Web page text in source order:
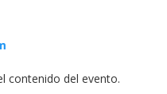
contenido del evento.